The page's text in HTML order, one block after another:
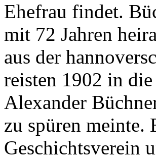
Ehefrau findet.
mit 72 Jahren
aus der
reisten 1902 in
Alexander
zu spüren meinte.
Geschichtsverein